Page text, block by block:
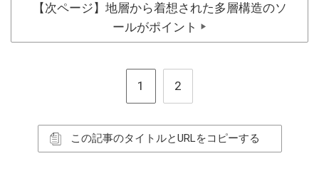
【次ページ】地層から着想された多層構造のソ
ールがポイント
▶
1 2
この記事のタイトルとURLをコピーする